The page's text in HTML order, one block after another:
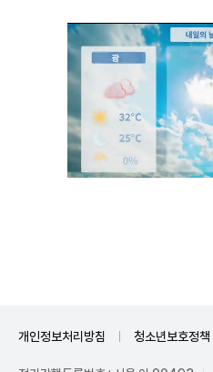
개인정보처리방침 청소년보호정책